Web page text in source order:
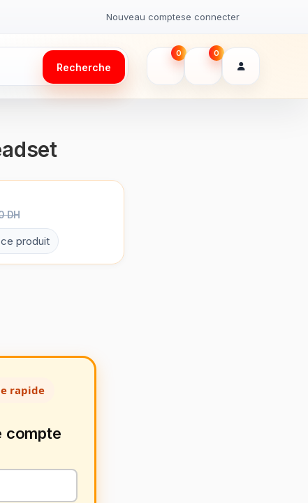
Nouveau comptese connecter
Recherche
0 0
DH
produit
rapide
compte